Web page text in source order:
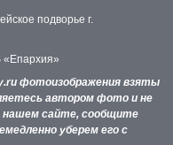
подворье г.
«Епархия»
фотоизображения взяты
автором фото и не
нашем сайте, сообщите
уберем его с